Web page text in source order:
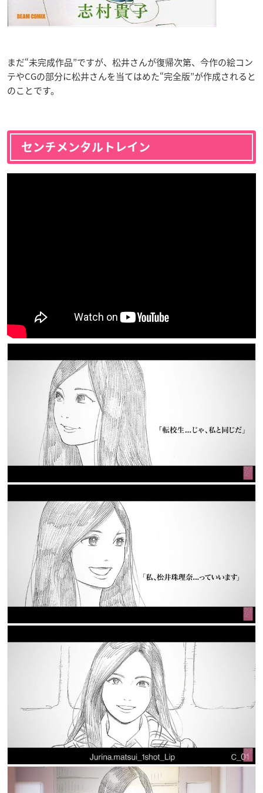
まだ“未完成作品”ですが、松井さんが復帰次第、今作の絵コン
テやCGの部分に松井さんを当てはめた“完全版”が作成されると
のことです。
センチメンタルトレイン